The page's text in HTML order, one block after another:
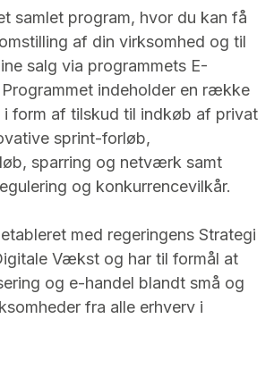
samlet program, hvor du kan få
af din virksomhed og til
salg via programmets E-
indeholder en række
i form af tilskud til indkøb af privat
sprint-forløb,
sparring og netværk samt
og konkurrencevilkår.
med regeringens Strategi
Vækst og har til formål at
og e-handel blandt små og
fra alle erhverv i